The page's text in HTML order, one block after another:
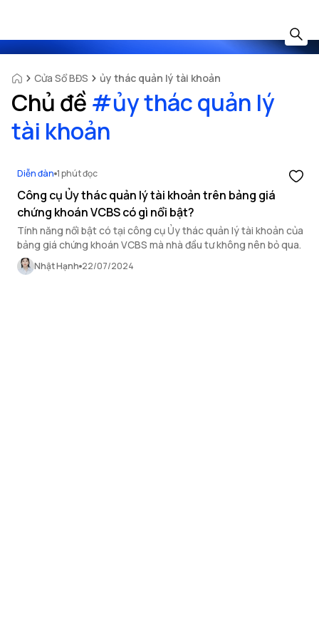
Cửa Sổ BĐS ủy thác quản lý tài khoản
Chủ đề #ủy thác quản lý
tài khoản
Diễn đàn 1 phút đọc
Công cụ Ủy thác quản lý tài khoản trên bảng giá
chứng khoán VCBS có gì nổi bật?
Tính năng nổi bật có tại công cụ Ủy thác quản lý tài khoản của
bảng giá chứng khoán VCBS mà nhà đầu tư không nên bỏ qua.
Nhật Hạnh 22/07/2024